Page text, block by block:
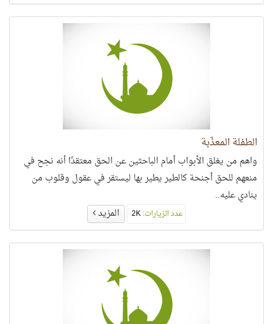
الطفلة المعذّبة
واهم من يغلق الأبواب أمام الباحثين عن الحق معتقدًا أنه نجح في
منعهم للحق أجنحة كالطير يطير بها ليستقر في عقول وقلوب من
ينادي عليه..
عدد الزيارات: المزيد